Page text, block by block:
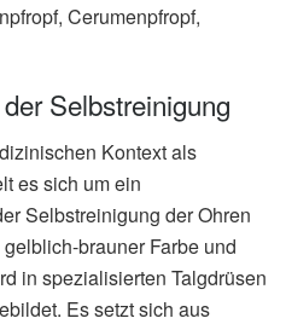
Cerumenpfropf,
Selbstreinigung
Kontext als
es sich um ein
Selbstreinigung der Ohren
brauner Farbe und
in spezialisierten Talgdrüsen
Es setzt sich aus